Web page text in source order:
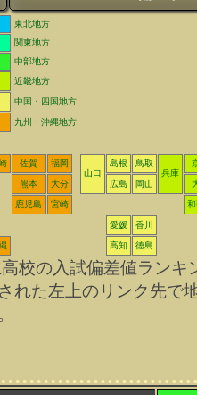
東北地方
関東地方
中部地方
近畿地方
中国・四国地方
九州・沖縄地方
佐賀
福岡
山口
島根
鳥取
兵庫
熊本 大分 広島 岡山
鹿児島 宮崎
愛媛 香川
高知 徳島
の入試偏差値ランキ
れた左上のリンク先